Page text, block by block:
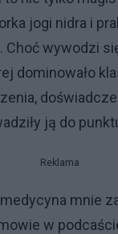
jogi nidra i
Choć wywodzi
dominowało
ją do
Reklama
mnie
w